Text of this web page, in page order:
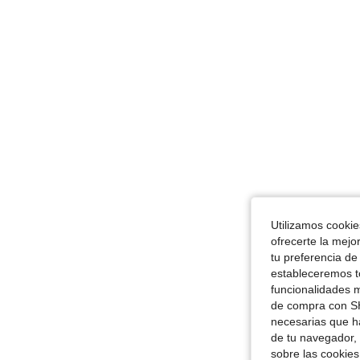
Utilizamos
ofrecerte la
tu preferencia
estableceremos
funcionalidades
de compra con
necesarias que
de tu
sobre las